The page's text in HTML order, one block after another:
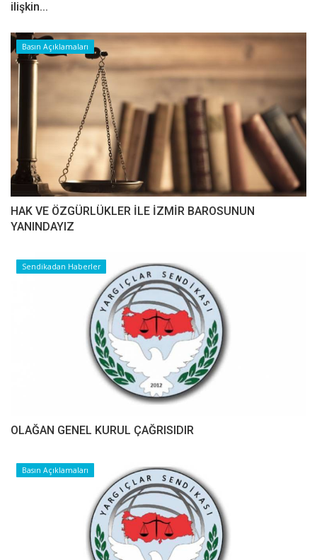
ilişkin...
Basın Açıklamaları
HAK VE ÖZGÜRLÜKLER İLE İZMİR BAROSUNUN
YANINDAYIZ
Sendikadan Haberler
OLAĞAN GENEL KURUL ÇAĞRISIDIR
Basın Açıklamaları